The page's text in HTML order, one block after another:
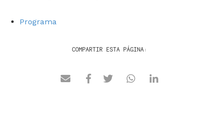
Programa
COMPARTIR ESTA PÁGINA: